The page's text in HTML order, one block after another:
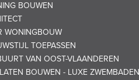
BOUWEN
WONINGBOUW
TOEPASSEN
VAN OOST-VLAANDEREN
BOUWEN - LUXE ZWEMBADEN